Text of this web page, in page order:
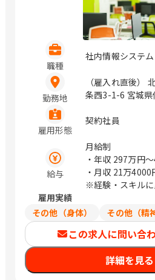
職種
社内情報システム
勤務地
（雇入れ直後）
条西3-1-6 宮城
玉県さいたま市
区新都心11－2
新都心ビル 東京
21-1 日本橋浜町
日本橋蛎殻町2-
本橋安田スカイゲ
本橋浜町3-3-2
愛知県名古屋市
クス名古屋錦ビ
道修町1-6-7
岡市中央区大名
雇用形態
契約社員
給与
月給制
・年収 297万円
・月収 21万4000
※経験・スキル
雇用実績
その他（身体）
その他（精
この求人に問い合
詳細を見る